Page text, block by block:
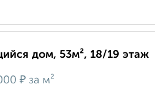
дом, 53м², 18/19 этаж
₽ за м²